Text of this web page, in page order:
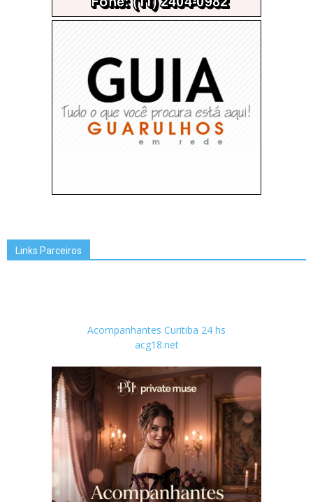
Links Parceiros
Acompanhantes Curitiba 24 hs
acg18.net